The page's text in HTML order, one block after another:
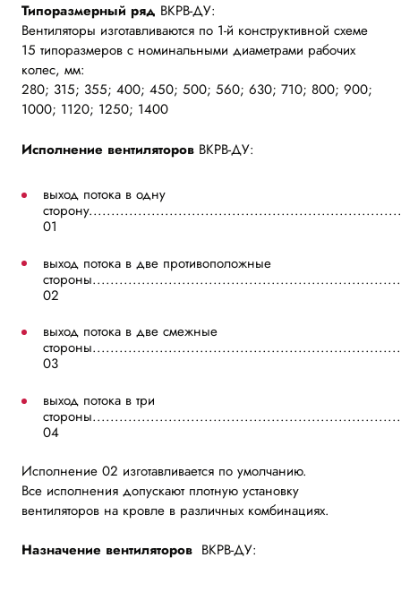
Типоразмерный ряд ВКРВ-ДУ:
Вентиляторы изготавливаются по 1-й конструктивной схеме
15 типоразмеров с номинальными диаметрами рабочих
колес, мм:
280; 315; 355; 400; 450; 500; 560; 630; 710; 800; 900;
1000; 1120; 1250; 1400
Исполнение вентиляторов ВКРВ-ДУ:
выход потока в одну
01
выход потока в две противоположные
02
выход потока в две смежные
03
выход потока в три
04
Исполнение 02 изготавливается по умолчанию.
Все исполнения допускают плотную установку
вентиляторов на кровле в различных комбинациях.
Назначение вентиляторов ВКРВ-ДУ: